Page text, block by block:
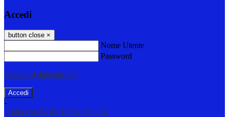
Accedi
button close ×
Nome Utente
Password
Password dimenticata?
-
Entra con SPID Entra con CIE